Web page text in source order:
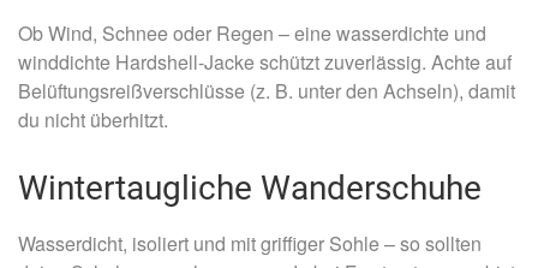
Ob Wind, Schnee oder Regen – eine wasserdichte und
winddichte Hardshell-Jacke schützt zuverlässig. Achte auf
Belüftungsreißverschlüsse (z. B. unter den Achseln), damit
du nicht überhitzt.
Wintertaugliche Wanderschuhe
Wasserdicht, isoliert und mit griffiger Sohle – so sollten